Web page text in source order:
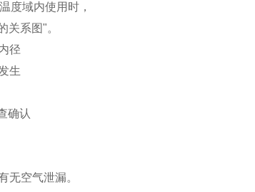
度域内使用时，
关系图"。
径
生
确认
无空气泄漏。